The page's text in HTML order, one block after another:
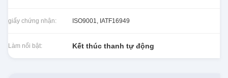
giấy chứng nhận: ISO9001, IATF16949
Làm nổi bật: Kết thúc thanh tự động